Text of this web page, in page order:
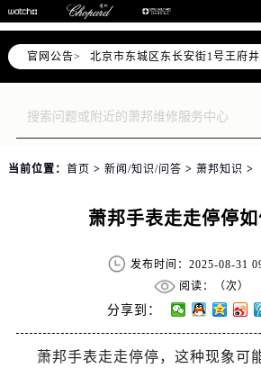
官网公告>
节假日正常营业！
当前位置： 首页 > 新闻/知识/问答 > 萧邦知识 >
萧邦手表走走停停
发布时间：2025-08-31
阅读：（次）
分享到：
萧邦手表走走停停，这种现象可